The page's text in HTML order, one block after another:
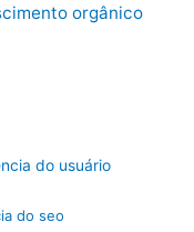
orgânico
do usuário
do seo